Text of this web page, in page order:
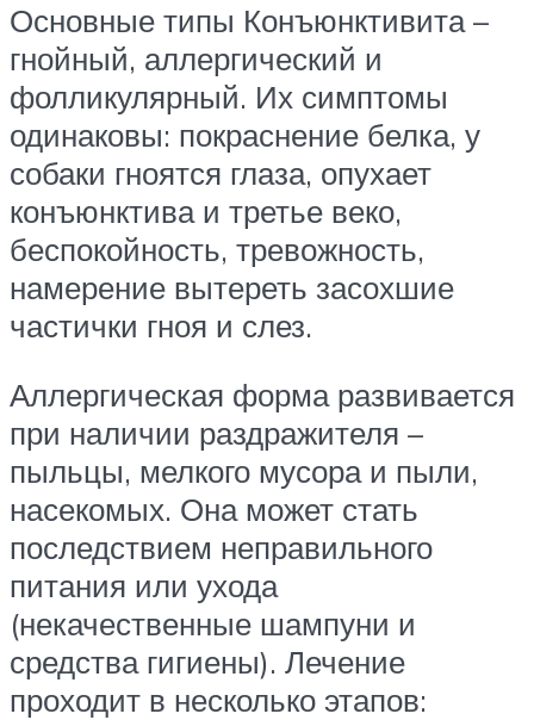
Основные типы Конъюнктивита –
гнойный, аллергический и
фолликулярный. Их симптомы
одинаковы: покраснение белка, у
собаки гноятся глаза, опухает
конъюнктива и третье веко,
беспокойность, тревожность,
намерение вытереть засохшие
частички гноя и слез.
Аллергическая форма развивается
при наличии раздражителя –
пыльцы, мелкого мусора и пыли,
насекомых. Она может стать
последствием неправильного
питания или ухода
(некачественные шампуни и
средства гигиены). Лечение
проходит в несколько этапов: